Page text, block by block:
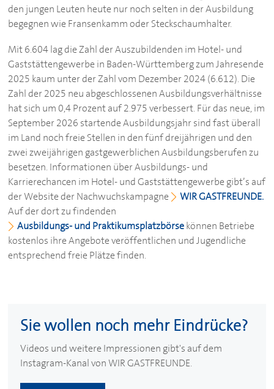
den jungen Leuten heute nur noch selten in der Ausbildung
begegnen wie Fransenkamm oder Steckschaumhalter.
Mit 6.604 lag die Zahl der Auszubildenden im Hotel- und
Gaststättengewerbe in Baden-Württemberg zum Jahresende
2025 kaum unter der Zahl vom Dezember 2024 (6.612). Die
Zahl der 2025 neu abgeschlossenen Ausbildungsverhältnisse
hat sich um 0,4 Prozent auf 2.975 verbessert. Für das neue, im
September 2026 startende Ausbildungsjahr sind fast überall
im Land noch freie Stellen in den fünf dreijährigen und den
zwei zweijährigen gastgewerblichen Ausbildungsberufen zu
besetzen. Informationen über Ausbildungs- und
Karrierechancen im Hotel- und Gaststättengewerbe gibt’s auf
der Website der Nachwuchskampagne
WIR GASTFREUNDE.
Auf der dort zu findenden
Ausbildungs- und Praktikumsplatzbörsekönnen Betriebe
kostenlos ihre Angebote veröffentlichen und Jugendliche
entsprechend freie Plätze finden.
Sie wollen noch mehr Eindrücke?
Videos und weitere Impressionen gibt's auf dem
Instagram-Kanal von WIR GASTFREUNDE.